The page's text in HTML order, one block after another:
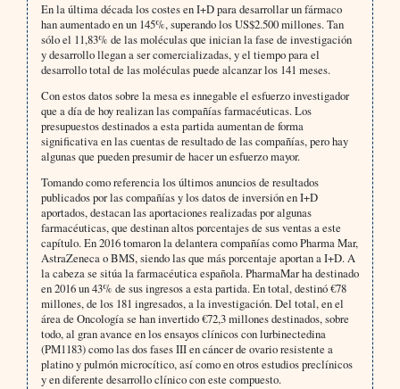
En la última década los costes en I+D para desarrollar un fármaco
han aumentado en un 145%, superando los US$2.500 millones. Tan
sólo el 11,83% de las moléculas que inician la fase de investigación
y desarrollo llegan a ser comercializadas, y el tiempo para el
desarrollo total de las moléculas puede alcanzar los 141 meses.
Con estos datos sobre la mesa es innegable el esfuerzo investigador
que a día de hoy realizan las compañías farmacéuticas. Los
presupuestos destinados a esta partida aumentan de forma
significativa en las cuentas de resultado de las compañías, pero hay
algunas que pueden presumir de hacer un esfuerzo mayor.
Tomando como referencia los últimos anuncios de resultados
publicados por las compañías y los datos de inversión en I+D
aportados, destacan las aportaciones realizadas por algunas
farmacéuticas, que destinan altos porcentajes de sus ventas a este
capítulo. En 2016 tomaron la delantera compañías como Pharma Mar,
AstraZeneca o BMS, siendo las que más porcentaje aportan a I+D. A
la cabeza se sitúa la farmacéutica española. PharmaMar ha destinado
en 2016 un 43% de sus ingresos a esta partida. En total, destinó €78
millones, de los 181 ingresados, a la investigación. Del total, en el
área de Oncología se han invertido €72,3 millones destinados, sobre
todo, al gran avance en los ensayos clínicos con lurbinectedina
(PM1183) como las dos fases III en cáncer de ovario resistente a
platino y pulmón microcítico, así como en otros estudios preclínicos
y en diferente desarrollo clínico con este compuesto.